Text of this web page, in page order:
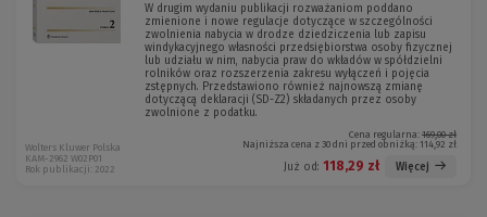
W drugim wydaniu publikacji rozważaniom poddano
zmienione i nowe regulacje dotyczące w szczególności
zwolnienia nabycia w drodze dziedziczenia lub zapisu
windykacyjnego własności przedsiębiorstwa osoby fizycznej
lub udziału w nim, nabycia praw do wkładów w spółdzielni
rolników oraz rozszerzenia zakresu wyłączeń i pojęcia
zstępnych. Przedstawiono również najnowszą zmianę
dotyczącą deklaracji (SD-Z2) składanych przez osoby
zwolnione z podatku.
Cena regularna: 169,00 zł
Najniższa cena z 30 dni przed obniżką: 114,92 zł
Już od: 118,29 zł Więcej
Wolters Kluwer Polska
KAM-2962 W02P01
Rok publikacji: 2022